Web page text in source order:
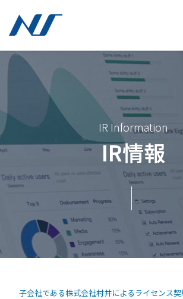
IR Information
IR情報
子会社である株式会社村井によるライセンス